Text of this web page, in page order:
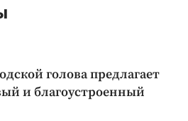
голова предлагает
и благоустроенный